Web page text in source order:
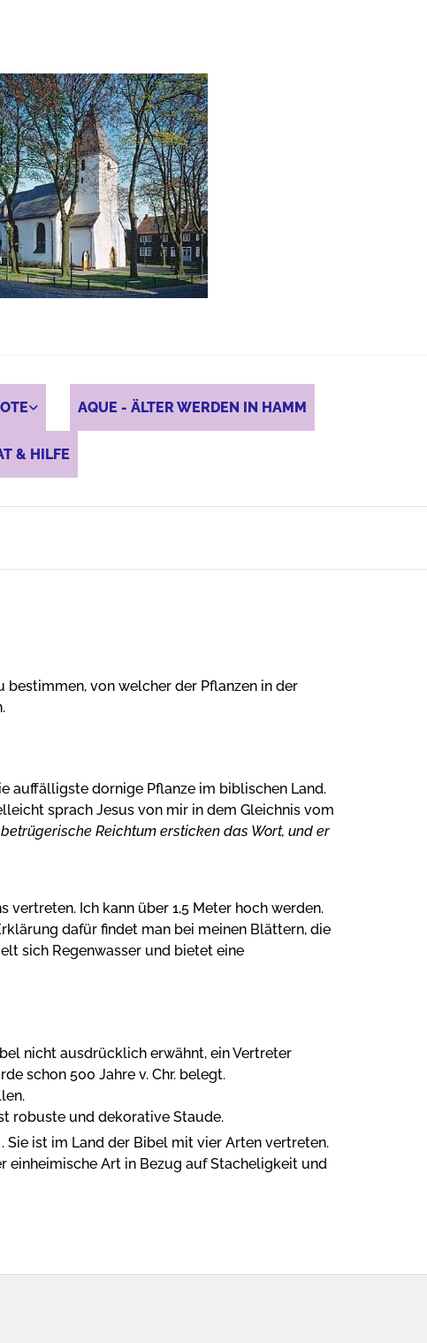
AQUE - ÄLTER WERDEN IN HAMM
& HILFE
von welcher der Pflanzen in der
auffälligste dornige Pflanze im biblischen Land.
sprach Jesus von mir in dem Gleichnis vom
Reichtum ersticken das Wort, und er
vertreten. Ich kann über 1,5 Meter hoch werden.
dafür findet man bei meinen Blättern, die
sich Regenwasser und bietet eine
nicht ausdrücklich erwähnt, ein Vertreter
schon 500 Jahre v. Chr. belegt.
robuste und dekorative Staude.
. Sie ist im Land der Bibel mit vier Arten vertreten.
einheimische Art in Bezug auf Stacheligkeit und